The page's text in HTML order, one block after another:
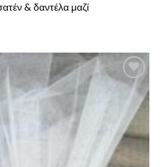
& δαντέλα μαζί
Πρόσθήκη
στην λίστα
επιθυμιών